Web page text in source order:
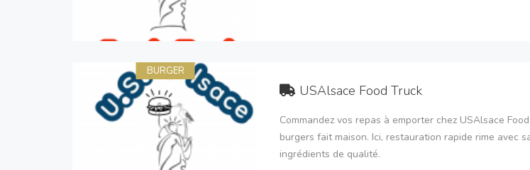
BURGER
USAlsace Food Truck
Commandez vos repas à emporter chez USAlsace
burgers fait maison. Ici, restauration rapide rime avec
ingrédients de qualité.